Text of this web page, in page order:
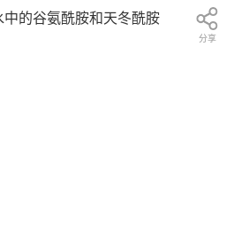
的谷氨酰胺和天冬酰胺
分享